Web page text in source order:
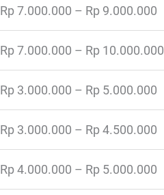
Rp 7.000.000 – Rp 9.000.000
Rp 7.000.000 – Rp 10.000.000
Rp 3.000.000 – Rp 5.000.000
Rp 3.000.000 – Rp 4.500.000
Rp 4.000.000 – Rp 5.000.000